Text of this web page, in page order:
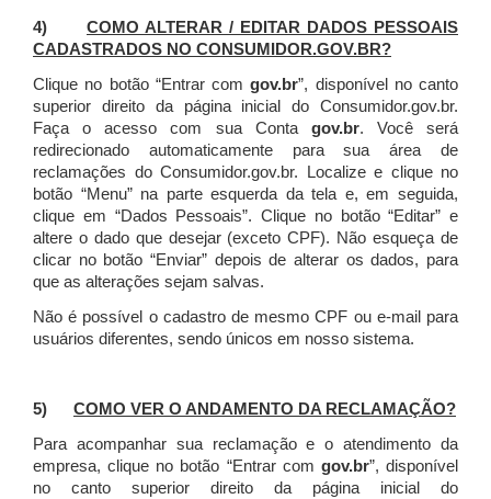
4) COMO ALTERAR / EDITAR DADOS PESSOAIS
CADASTRADOS NO CONSUMIDOR.GOV.BR?
Clique no botão “Entrar comgov.br”, disponível no canto
superior direito da página inicial do Consumidor.gov.br.
Faça o acesso com sua Conta gov.br. Você será
redirecionado automaticamente para sua área de
reclamações do Consumidor.gov.br.
Localize e clique no
botão “Menu” na parte esquerda da tela e, em seguida,
clique em “Dados Pessoais”. Clique no botão “Editar” e
altere o dado que desejar (exceto CPF). Não esqueça de
clicar no botão “Enviar” depois de alterar os dados, para
que as alterações sejam salvas.
Não é possível o cadastro de mesmo CPF ou e-mail para
usuários diferentes, sendo únicos em nosso sistema.
5) COMO VER O ANDAMENTO DA RECLAMAÇÃO?
Para acompanhar sua reclamação e o atendimento da
empresa, clique no botão “Entrar com gov.br”, disponível
no canto superior direito da página inicial do